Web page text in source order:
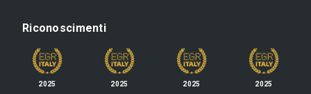
Riconoscimenti
2025
2025
2025
2025